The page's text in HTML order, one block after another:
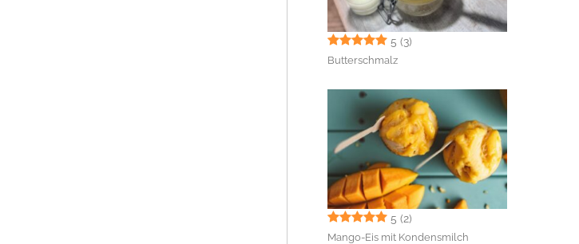
5 (3)
Butterschmalz
5 (2)
Mango-Eis mit Kondensmilch